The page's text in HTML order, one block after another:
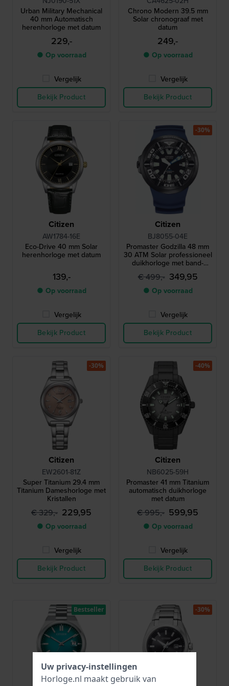
Urban Military Mechanical
40 mm Automatisch
herenhorloge met datum
229,-
● Op voorraad
Vergelijk
Bekijk Product
Chrono Modern 39.5 mm
Solar chronograaf met
datum
249,-
● Op voorraad
Vergelijk
Bekijk Product
Citizen
AW1784-16E
Eco-Drive 40 mm Solar
herenhorloge met datum
139,-
● Op voorraad
Vergelijk
Bekijk Product
Citizen
BJ8055-04E
Promaster Godzilla 48 mm
30 ATM Solar professioneel
duikhorloge met band-
verlengstuk
€ 499,- 349,95
● Op voorraad
Vergelijk
Bekijk Product
-30%
Citizen
EW2601-81Z
Super Titanium 29.4 mm
Titanium Dameshorloge met
Kristallen
€ 329,- 229,95
● Op voorraad
Vergelijk
Bekijk Product
-30%
Citizen
NB6025-59H
Promaster 41 mm Titanium
automatisch duikhorloge
met datum
€ 995,- 599,95
● Op voorraad
Vergelijk
Bekijk Product
-40%
Bestseller -30%
Uw privacy-instellingen
Horloge.nl maakt gebruik van